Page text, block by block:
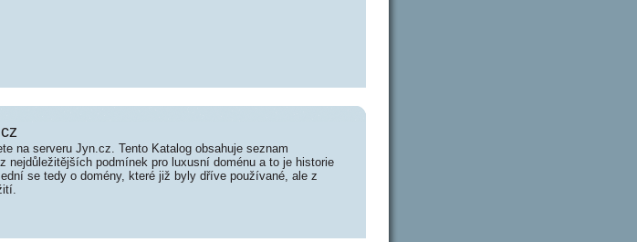
na serveru Jyn.cz. Tento Katalog obsahuje seznam
podmínek pro luxusní doménu a to je historie
se tedy o domény, které již byly dříve používané, ale z